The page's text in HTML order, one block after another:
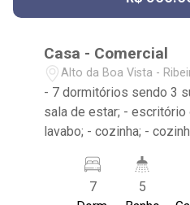
Casa - Comercial
Alto da Boa Vista -
- 7 dormitórios sendo 3
sala de estar; - escritório
lavabo; - cozinha; -
varanda; - 5 banheiro
câmera com alarme;
7
5